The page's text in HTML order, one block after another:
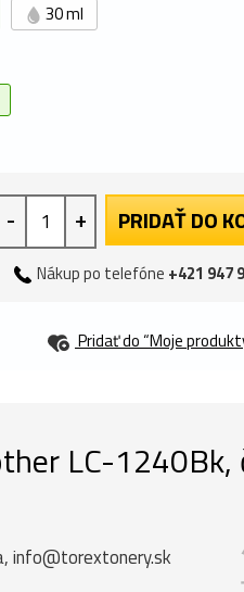
30 ml
- + PRIDAŤ DO
Nákup po telefóne +421 947
Pridať do “Moje
LC-1240Bk,
info@torextonery.sk